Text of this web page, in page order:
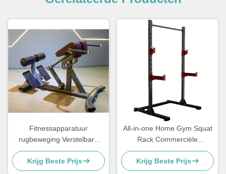
Fitnessapparatuur
rugbeweging Verstelbare
rugverlenging Romeinse
stoel
Krijg Beste Prijs
All-in-one Home Gym Squat
Rack Commerciële
fitnessapparatuur Plaat
geladen machines
Krijg Beste Prijs